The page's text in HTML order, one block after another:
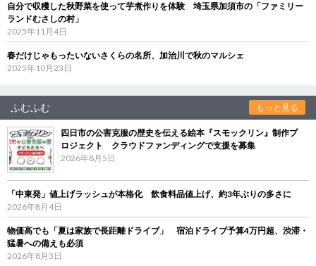
自分で収穫した秋野菜を使って芋煮作りを体験 埼玉県加須市の「ファミリー
ランドむさしの村」
2025年11月4日
春だけじゃもったいないさくらの名所、加治川で秋のマルシェ
2025年10月23日
ふむふむ もっと見る
四日市の公害克服の歴史を伝える絵本『スモックリン』制作プ
ロジェクト クラウドファンディングで支援を募集
2026年8月5日
「中東発」値上げラッシュが本格化 飲食料品値上げ、約3年ぶりの多さに
2026年8月4日
物価高でも「夏は家族で長距離ドライブ」 宿泊ドライブ予算4万円超、渋滞・
猛暑への備えも必須
2026年8月3日